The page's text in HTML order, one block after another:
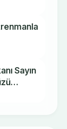
Sayın